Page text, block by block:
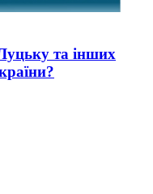
та інших